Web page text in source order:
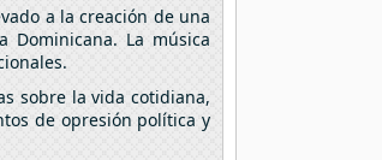
a la creación de una
La música
sobre la vida cotidiana,
de opresión política y